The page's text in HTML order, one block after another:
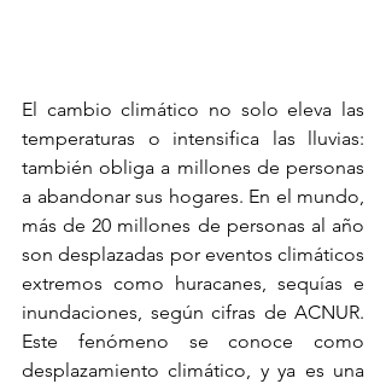
El cambio climático no solo eleva las
temperaturas o intensifica las lluvias:
también obliga a millones de personas
a abandonar sus hogares. En el mundo,
más de 20 millones de personas al año
son desplazadas por eventos climáticos
extremos como huracanes, sequías e
inundaciones, según cifras de ACNUR.
Este fenómeno se conoce como
desplazamiento climático, y ya es una